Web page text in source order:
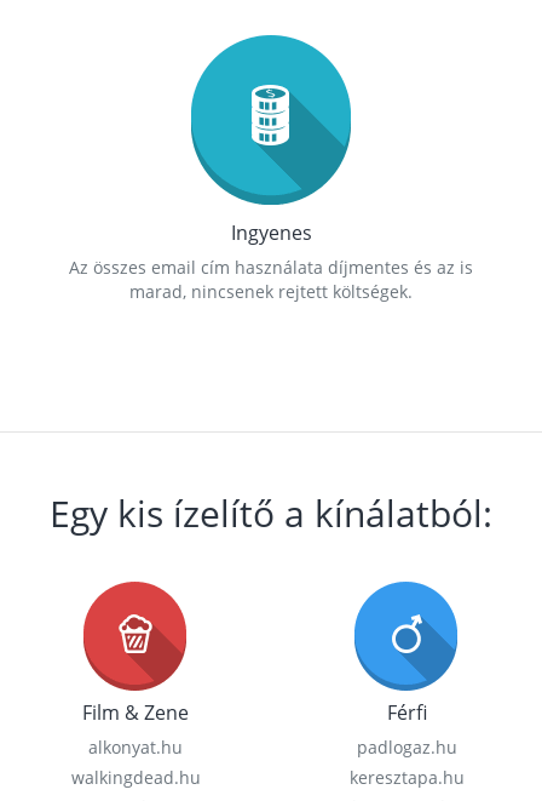
Ingyenes
Az összes email cím használata díjmentes és az is
marad, nincsenek rejtett költségek.
Egy kis ízelítő a kínálatból:
Film & Zene
alkonyat.hu
walkingdead.hu
Férfi
padlogaz.hu
keresztapa.hu